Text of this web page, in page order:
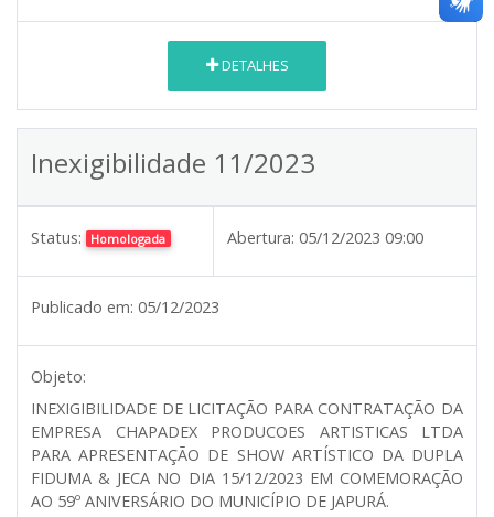
DETALHES
Inexigibilidade 11/2023
Status: Homologada Abertura: 05/12/2023 09:00
Publicado em: 05/12/2023
Objeto:
INEXIGIBILIDADE DE LICITAÇÃO PARA CONTRATAÇÃO DA
EMPRESA CHAPADEX PRODUCOES ARTISTICAS LTDA
PARA APRESENTAÇÃO DE SHOW ARTÍSTICO DA DUPLA
FIDUMA & JECA NO DIA 15/12/2023 EM COMEMORAÇÃO
AO 59º ANIVERSÁRIO DO MUNICÍPIO DE JAPURÁ.